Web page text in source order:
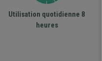
Utilisation quotidienne 8
heures